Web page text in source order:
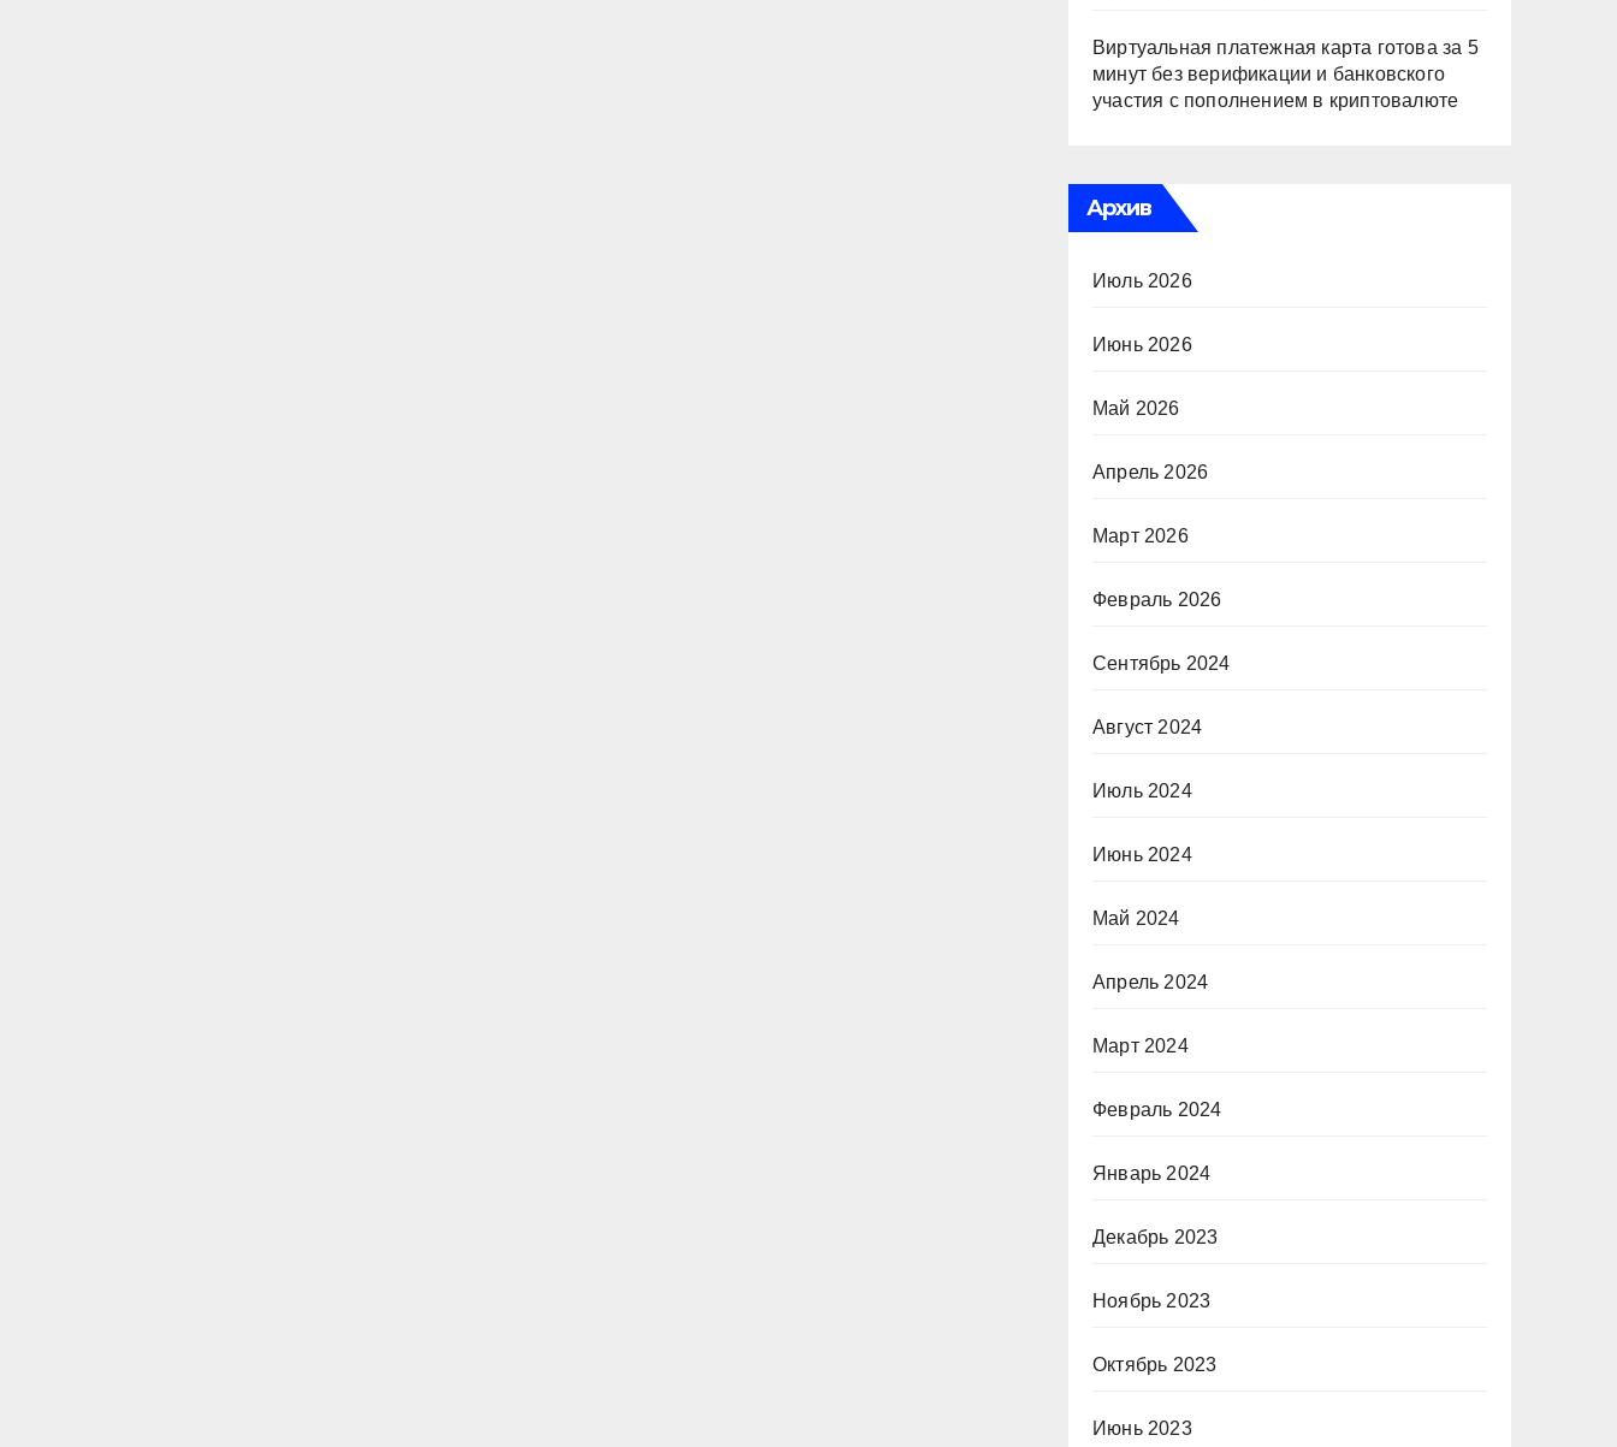
Виртуальная платежная карта готова за 5
минут без верификации и банковского
участия с пополнением в криптовалюте
Архив
Июль 2026
Июнь 2026
Май 2026
Апрель 2026
Март 2026
Февраль 2026
Сентябрь 2024
Август 2024
Июль 2024
Июнь 2024
Май 2024
Апрель 2024
Март 2024
Февраль 2024
Январь 2024
Декабрь 2023
Ноябрь 2023
Октябрь 2023
Июнь 2023